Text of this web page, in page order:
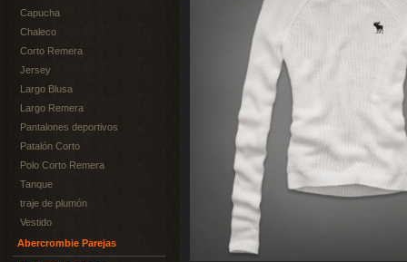
Capucha
Chaleco
Corto Remera
Jersey
Largo Blusa
Largo Remera
Pantalones deportivos
Patalón Corto
Polo Corto Remera
Tanque
traje de plumón
Vestido
Abercrombie Parejas